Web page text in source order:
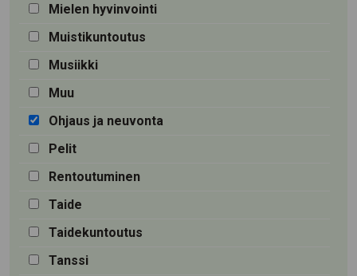
Mielen hyvinvointi
Muistikuntoutus
Musiikki
Muu
Ohjaus ja neuvonta
Pelit
Rentoutuminen
Taide
Taidekuntoutus
Tanssi